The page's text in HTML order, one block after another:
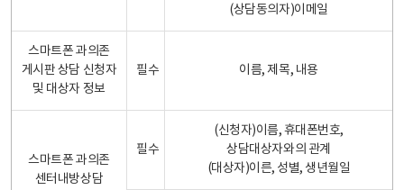
(상담동의자)이메일
스마트폰 과의존
게시판 상담 신청자
및 대상자 정보
필수 이름, 제목, 내용
스마트폰 과의존
센터내방상담
필수
(신청자)이름, 휴대폰번호,
상담대상자와의 관계
(대상자)이른, 성별, 생년월일